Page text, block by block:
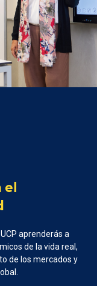
el
aprenderás a
de la vida real,
de los mercados y